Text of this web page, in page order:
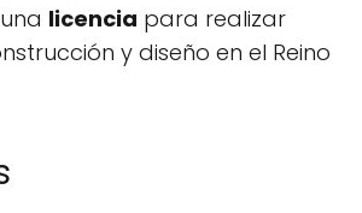
licencia para realizar
y diseño en el Reino